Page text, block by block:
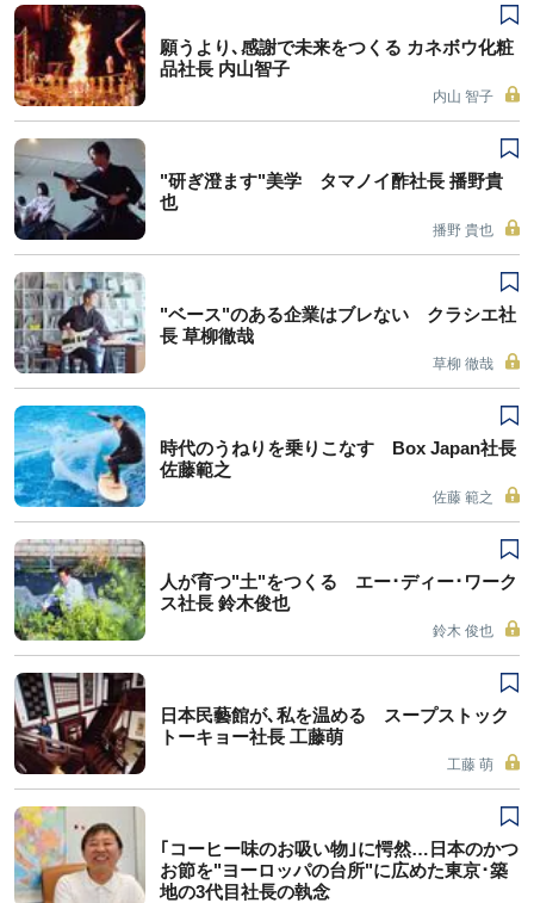
願うより､感謝で未来をつくる カネボウ化粧
品社長 内山智子
内山 智子
"研ぎ澄ます"美学 タマノイ酢社長 播野貴
也
播野 貴也
"ベース"のある企業はブレない クラシエ社
長 草柳徹哉
草柳 徹哉
時代のうねりを乗りこなす Box Japan社長
佐藤範之
佐藤 範之
人が育つ"土"をつくる エー･ディー･ワーク
ス社長 鈴木俊也
鈴木 俊也
日本民藝館が､私を温める スープストック
トーキョー社長 工藤萌
工藤 萌
｢コーヒー味のお吸い物｣に愕然…日本のかつ
お節を"ヨーロッパの台所"に広めた東京･築
地の3代目社長の執念